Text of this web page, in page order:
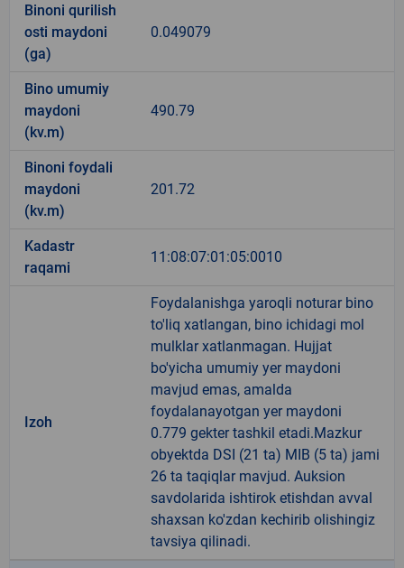
Binoni qurilish
osti maydoni
(ga)
0.049079
Bino umumiy
maydoni
(kv.m)
490.79
Binoni foydali
maydoni
(kv.m)
201.72
Kadastr
raqami
11:08:07:01:05:0010
Izoh
Foydalanishga yaroqli noturar bino
to'liq xatlangan, bino ichidagi mol
mulklar xatlanmagan. Hujjat
bo'yicha umumiy yer maydoni
mavjud emas, amalda
foydalanayotgan yer maydoni
0.779 gekter tashkil etadi.Mazkur
obyektda DSI (21 ta) MIB (5 ta) jami
26 ta taqiqlar mavjud. Auksion
savdolarida ishtirok etishdan avval
shaxsan ko'zdan kechirib olishingiz
tavsiya qilinadi.